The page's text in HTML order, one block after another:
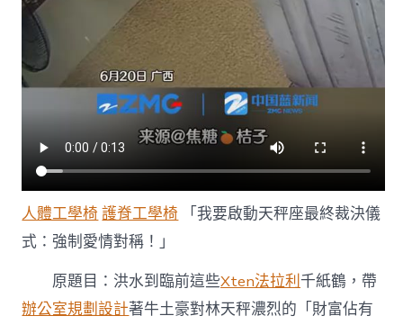
人體工學椅 護脊工學椅 「我要啟動天秤座最終裁決儀
式：強制愛情對稱！」
原題目：洪水到臨前這些Xten法拉利千紙鶴，帶
辦公室規劃設計著牛土豪對林天秤濃烈的「財富佔有